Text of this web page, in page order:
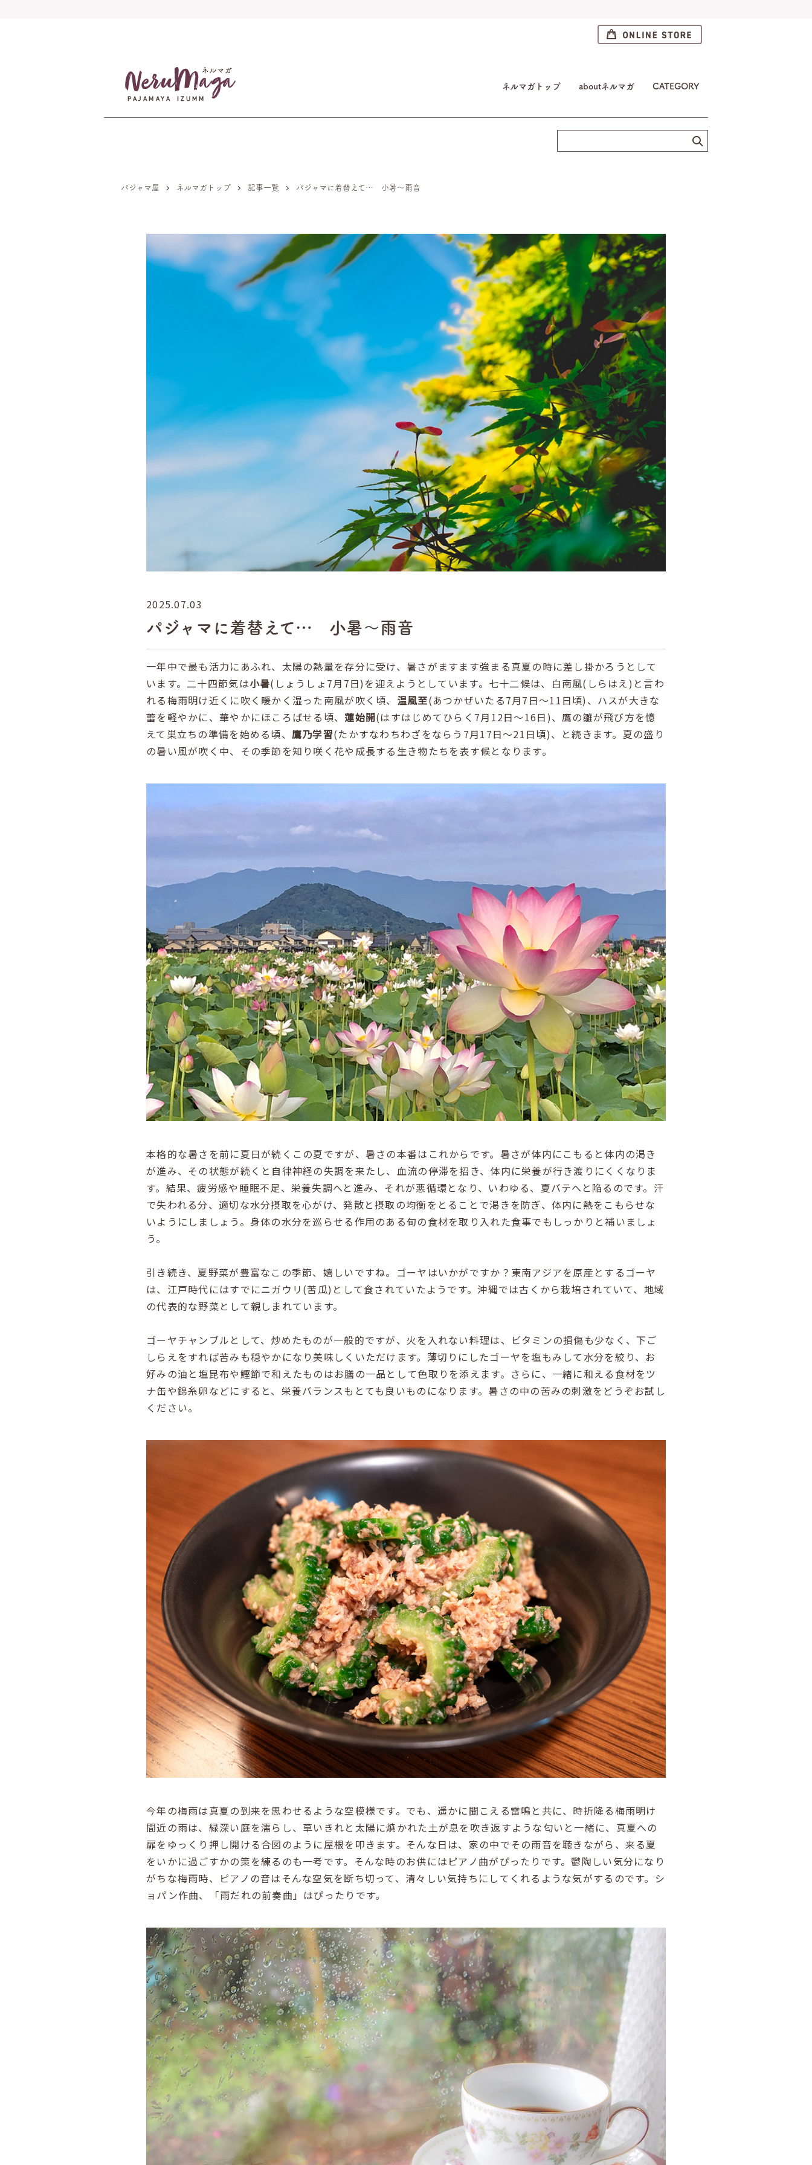
ネルマガトップ aboutネルマガ CATEGORY
パジャマ屋 ネルマガトップ 記事一覧 パジャマに着替えて… 小暑～雨音
2025.07.03
パジャマに着替えて… 小暑～雨音
一年中で最も活力にあふれ、太陽の熱量を存分に受け、暑さがますます強まる真夏の時に差し掛かろうとして
います。二十四節気は小暑( しょうしょ 7月 7日)を迎えようとしています。七十二候は、白南風( しらはえ) と言わ
れる梅雨明け近くに吹く暖かく湿った南風が吹く頃、 温風至(あつかぜいたる7月7 日～11 日頃)、ハスが大きな
蕾を軽やかに、華やかにほころばせる頃、蓮始開(はすはじめてひらく 7月 12日～16日)、鷹の雛が飛び方を憶
えて巣立ちの準備を始める頃、 鷹乃学習(たかすなわちわざをならう 7月17日～21 日頃)、と続きます。夏の盛り
の暑い風が吹く中、その季節を知り咲く花や成長する生き物たちを表す候となります。
本格的な暑さを前に夏日が続くこの夏ですが、暑さの本番はこれからです。暑さが体内にこもると体内の渇き
が進み、その状態が続くと自律神経の失調を来たし、血流の停滞を招き、体内に栄養が行き渡りにくくなりま
す。結果、疲労感や睡眠不足、栄養失調へと進み、それが悪循環となり、いわゆる、夏バテへと陥るのです。汗
で失われる分、適切な水分摂取を心がけ、発散と摂取の均衡をとることで渇きを防ぎ、体内に熱をこもらせな
いようにしましょう。身体の水分を巡らせる作用のある旬の食材を取り入れた食事でもしっかりと補いましょ
う。
引き続き、夏野菜が豊富なこの季節、嬉しいですね。ゴーヤはいかがですか？東南アジアを原産とするゴーヤ
は、江戸時代にはすでにニガウリ (苦瓜) として食されていたようです。沖縄では古くから栽培されていて、地域
の代表的な野菜として親しまれています。
ゴーヤチャンブルとして、炒めたものが一般的ですが、火を入れない料理は、ビタミンの損傷も少なく、下ご
しらえをすれば苦みも穏やかになり美味しくいただけます。薄切りにしたゴーヤを塩もみして水分を絞り、お
好みの油と塩昆布や鰹節で和えたものはお膳の一品として色取りを添えます。さらに、一緒に和える食材をツ
ナ缶や錦糸卵などにすると、栄養バランスもとても良いものになります。暑さの中の苦みの刺激をどうぞお試し
ください。
今年の梅雨は真夏の到来を思わせるような空模様です。でも、遥かに聞こえる雷鳴と共に、時折降る梅雨明け
間近の雨は、緑深い庭を濡らし、草いきれと太陽に焼かれた土が息を吹き返すような匂いと一緒に、真夏への
扉をゆっくり押し開ける合図のように屋根を叩きます。そんな日は、家の中でその雨音を聴きながら、来る夏
をいかに過ごすかの策を練るのも一考です。そんな時のお供にはピアノ曲がぴったりです。鬱陶しい気分になり
がちな梅雨時、ピアノの音はそんな空気を断ち切って、清々しい気持ちにしてくれるような気がするのです。シ
ョパン作曲、「雨だれの前奏曲」はぴったりです。